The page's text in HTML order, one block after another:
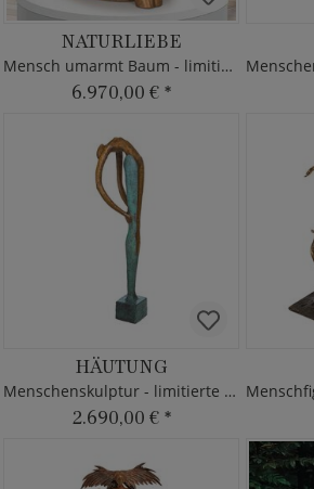
NATURLIEBE
Mensch umarmt Baum - limitierte Bronze
6.970,00 € *
HÄUTUNG
Menschenskulptur - limitierte Bronzefigur
2.690,00 € *